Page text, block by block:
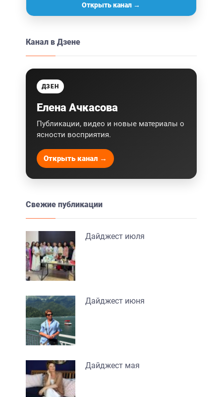
Открыть канал →
Канал в Дзене
ДЗЕН
Елена Ачкасова
Публикации, видео и новые материалы о
ясности восприятия.
Открыть канал →
Свежие публикации
Дайджест июля
Дайджест июня
Дайджест мая